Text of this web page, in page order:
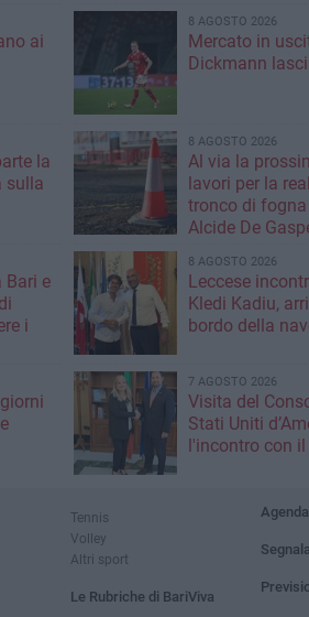
ai
8 AGOSTO 2026
Mercato in
Dickmann
la
sulla
8 AGOSTO 2026
Al via la
lavori per la
tronco di
Alcide De
Bari e
i
8 AGOSTO 2026
Leccese
Kledi Kadiu,
bordo della
7 AGOSTO 2026
Visita del
Stati Uniti
l'incontro con
Tennis
Volley
Altri sport
Le Rubriche di BariViva